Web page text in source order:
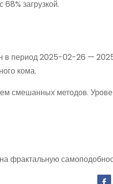
загрузкой.
в период 2025-02-26 —
кома.
смешанных методов.
фрактальную